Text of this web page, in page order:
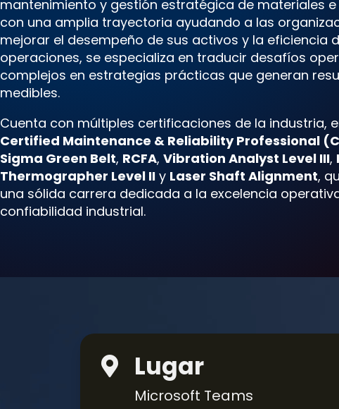
mantenimiento y gestión estratégica de materiales e
con una amplia trayectoria ayudando a las
mejorar el desempeño de sus activos y la eficiencia
operaciones, se especializa en traducir desafíos
complejos en estrategias prácticas que generan
medibles.
Cuenta con múltiples certificaciones de la industria,
Certified Maintenance & Reliability Professional
Sigma Green Belt, RCFA,Vibration Analyst Level III,
Thermographer Level II y Laser Shaft Alignment,
una sólida carrera dedicada a la excelencia
confiabilidad industrial.
 Lugar
Microsoft Teams